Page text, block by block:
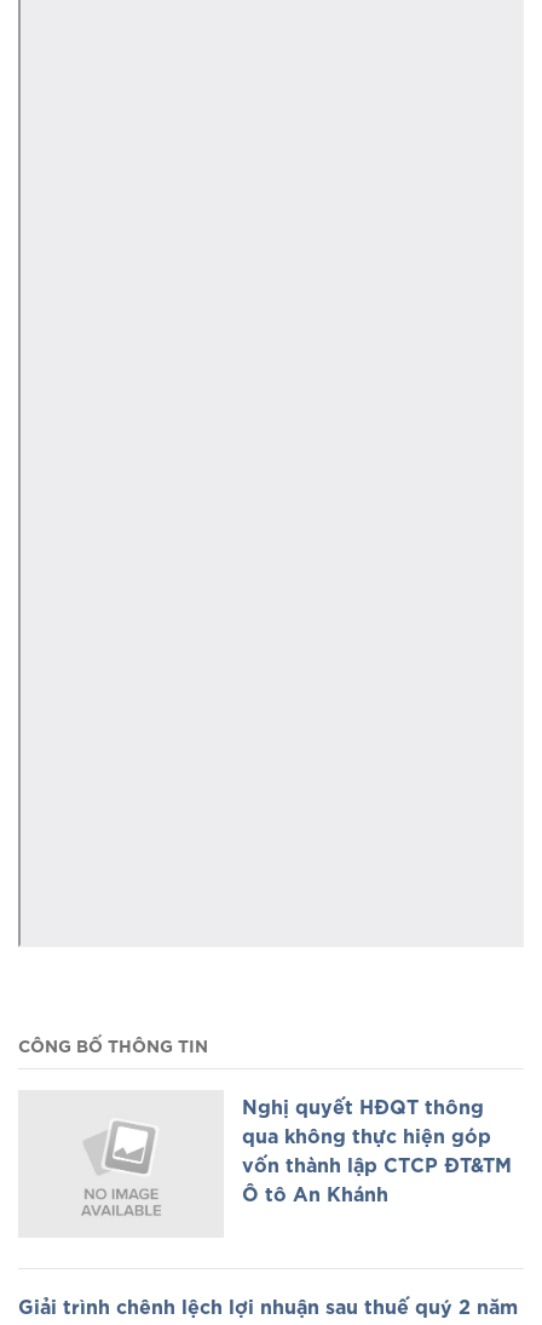
CÔNG BỐ THÔNG TIN
Nghị quyết HĐQT thông
qua không thực hiện góp
vốn thành lập CTCP ĐT&TM
Ô tô An Khánh
Giải trình chênh lệch lợi nhuận sau thuế quý 2 năm